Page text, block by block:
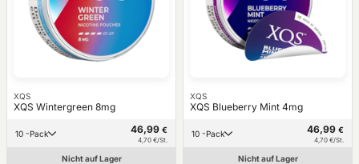
XQS
XQS Wintergreen 8mg
10 -Pack 46,99 €
4,70 €/St.
Nicht auf Lager
XQS
XQS Blueberry Mint 4mg
10 -Pack 46,99 €
4,70 €/St.
Nicht auf Lager